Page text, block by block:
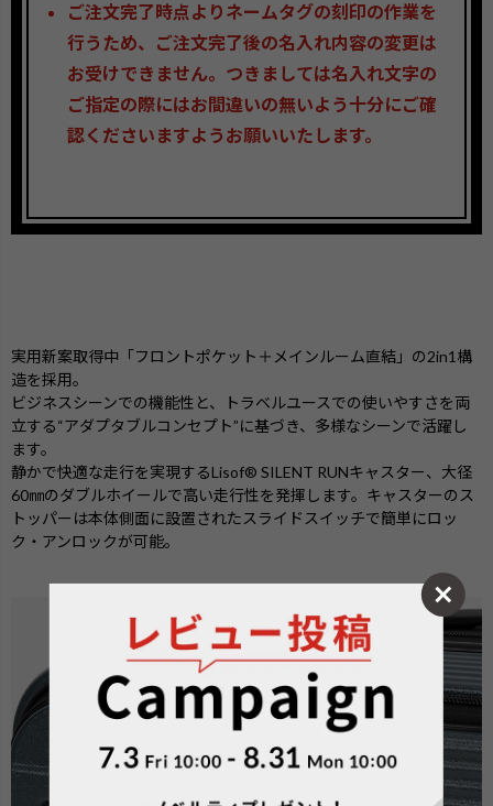
ご注文完了時点よりネームタグの刻印の作業を
行うため、ご注文完了後の名入れ内容の変更は
お受けできません。つきましては名入れ文字の
ご指定の際にはお間違いの無いよう十分にご確
認くださいますようお願いいたします。
実用新案取得中「フロントポケット＋メインルーム直結」の2in1構
造を採用。
ビジネスシーンでの機能性と、トラベルユースでの使いやすさを両
立する“アダプタブルコンセプト”に基づき、多様なシーンで活躍し
ます。
静かで快適な走行を実現するLisof® SILENT RUNキャスター、大径
60㎜のダブルホイールで高い走行性を発揮します。キャスターのス
トッパーは本体側面に設置されたスライドスイッチで簡単にロッ
ク・アンロックが可能。